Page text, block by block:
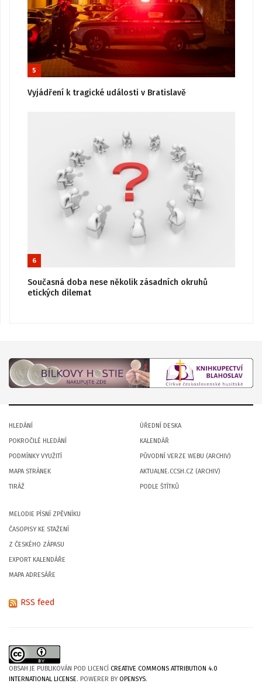
5
Vyjádření k tragické události v Bratislavě
6
Současná doba nese několik zásadních okruhů
etických dilemat
HLEDÁNÍ
POKROČILÉ HLEDÁNÍ
PODMÍNKY VYUŽITÍ
MAPA STRÁNEK
TIRÁŽ
ÚŘEDNÍ DESKA
KALENDÁŘ
PŮVODNÍ VERZE WEBU (ARCHIV)
AKTUALNE.CCSH.CZ (ARCHIV)
PODLE ŠTÍTKŮ
MELODIE PÍSNÍ ZPĚVNÍKU
ČASOPISY KE STAŽENÍ
Z ČESKÉHO ZÁPASU
EXPORT KALENDÁŘE
MAPA ADRESÁŘE
RSS feed
OBSAH JE PUBLIKOVÁN POD LICENCÍ CREATIVE COMMONS ATTRIBUTION 4.0
INTERNATIONAL LICENSE. POWERER BYOPENSYS.